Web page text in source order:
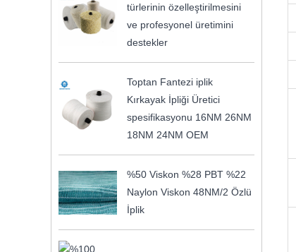
türlerinin özelleştirilmesini
ve profesyonel üretimini
destekler
Toptan Fantezi iplik
Kırkayak İpliği Üretici
spesifikasyonu 16NM 26NM
18NM 24NM OEM
%50 Viskon %28 PBT %22
Naylon Viskon 48NM/2 Özlü
İplik